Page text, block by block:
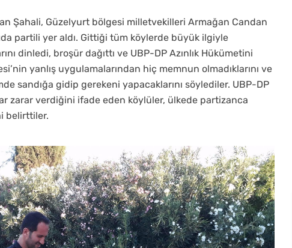
Şahali, Güzelyurt bölgesi milletvekilleri Armağan Candan
partili yer aldı. Gittiği tüm köylerde büyük ilgiyle
dinledi, broşür dağıttı ve UBP-DP Azınlık Hükümetini
yanlış uygulamalarından hiç memnun olmadıklarını ve
sandığa gidip gerekeni yapacaklarını söylediler. UBP-DP
zarar verdiğini ifade eden köylüler, ülkede partizanca
belirttiler.